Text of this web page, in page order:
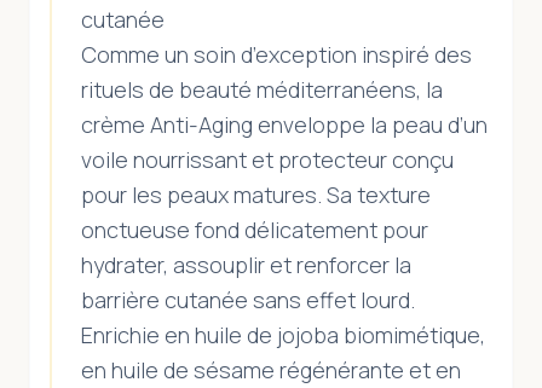
cutanée
Comme un soin d’exception inspiré des
rituels de beauté méditerranéens, la
crème Anti-Aging enveloppe la peau d’un
voile nourrissant et protecteur conçu
pour les peaux matures. Sa texture
onctueuse fond délicatement pour
hydrater, assouplir et renforcer la
barrière cutanée sans effet lourd.
Enrichie en huile de jojoba biomimétique,
en huile de sésame régénérante et en